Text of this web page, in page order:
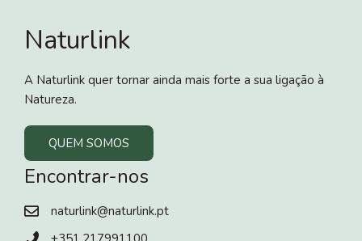
Naturlink
A Naturlink quer tornar ainda mais forte a sua ligação à
Natureza.
QUEM SOMOS
Encontrar-nos
naturlink@naturlink.pt